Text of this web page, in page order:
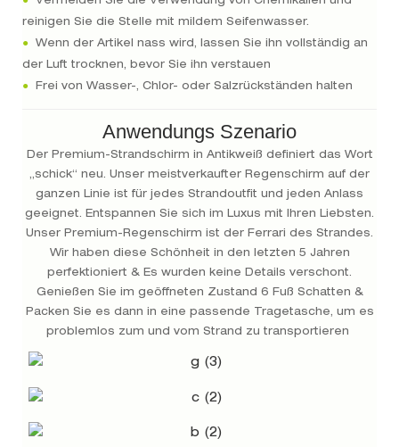
reinigen Sie die Stelle mit mildem Seifenwasser.
● Wenn der Artikel nass wird, lassen Sie ihn vollständig an
der Luft trocknen, bevor Sie ihn verstauen
●
Frei von Wasser-, Chlor- oder Salzrückständen halten
Anwendungs Szenario
Der Premium-Strandschirm in Antikweiß definiert das Wort
„schick“ neu. Unser meistverkaufter Regenschirm auf der
ganzen Linie ist für jedes Strandoutfit und jeden Anlass
geeignet. Entspannen Sie sich im Luxus mit Ihren Liebsten.
Unser Premium-Regenschirm ist der Ferrari des Strandes.
Wir haben diese Schönheit in den letzten 5 Jahren
perfektioniert & Es wurden keine Details verschont.
Genießen Sie im geöffneten Zustand 6 Fuß Schatten &
Packen Sie es dann in eine passende Tragetasche, um es
problemlos zum und vom Strand zu transportieren